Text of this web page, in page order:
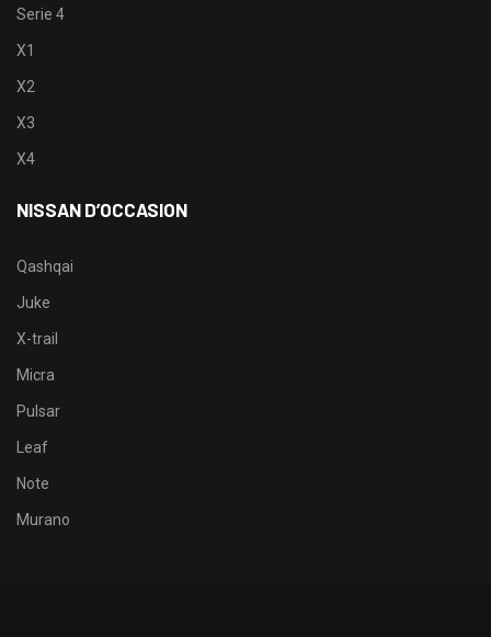
Serie 4
X1
X2
X3
X4
NISSAN D’OCCASION
Qashqai
Juke
X-trail
Micra
Pulsar
Leaf
Note
Murano